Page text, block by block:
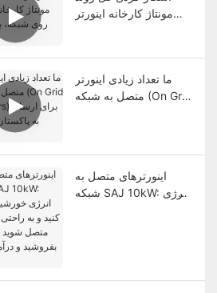
مونتاژ کارخانه اینورتر
ما تعداد زیادی اینورتر
متصل به شبکه (On Grid
اینورترهای متصل به
شبکه SAJ 10kW: انرژی